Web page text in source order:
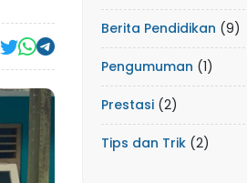
Berita Pendidikan (9)
Pengumuman (1)
Prestasi (2)
Tips dan Trik (2)